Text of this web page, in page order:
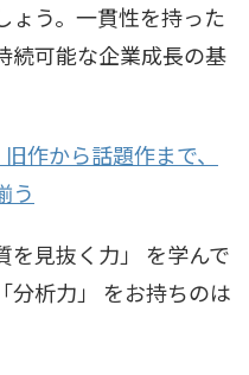
ょう。一貫性を持った
続可能な企業成長の基
旧作から話題作まで、
う
を見抜く力」 を学んで
分析力」 をお持ちのは